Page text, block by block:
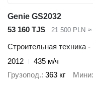
Genie GS2032
53 160 TJS
21 500 PLN ≈
Строительная техника
2012
435 м/ч
Грузопод. 363 кг Мини